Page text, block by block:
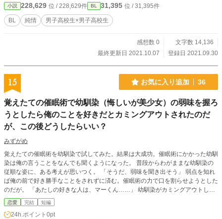
小説 228,629 位 / 228,629件 BL 31,395 位 / 31,395件
BL 純情 男子高校生×男子高校生
感想数 0
文字数 14,136
最終更新日 2021.10.07
登録日 2021.09.30
15 お気に入り追加 36
覚えたての催眠術で幼馴染（悔しいが美少女）の弱味を握ろ
うとしたら俺のことを好きだとカミングアウトされたのだ
が、この後どうしたらいい？
みずがめ
覚えたての催眠術を幼馴染で試してみた。結果は大成功。催眠術にかかった幼馴
染は俺の言うことをなんでも聞くようになった。 普段からわがままな幼馴染の
従順な姿に、ある考えが思いつく。 「そうだ、弱味を聞き出そう」 弱点を知れ
ば俺の前で好き勝手なことをされずに済む。催眠術の力で口を割らせようとした
のだが。 「あたしの好きな人は、マーくん……」 幼馴染がカミングアウトした
のは俺の名前だった。 よく見れば美少女となっていた幼馴染からの告白。俺は
一体どうすればいいんだ？
恋愛 完結 短編
24h.ポイント 0pt